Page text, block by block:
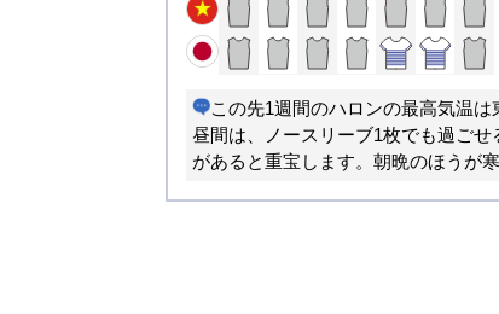
この先1週間のハロンの最高気温
昼間は、ノースリーブ1枚でも過ご
があると重宝します。朝晩のほうが